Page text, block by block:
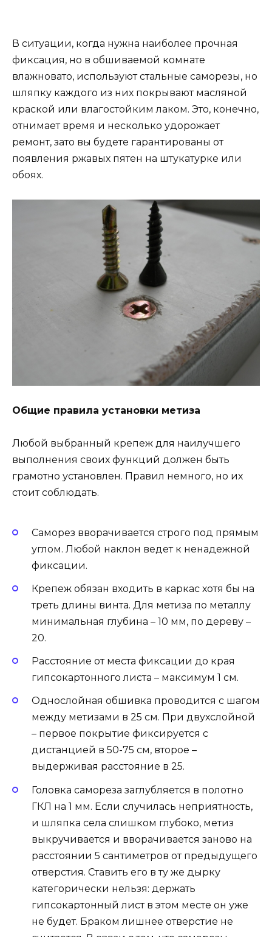
В ситуации, когда нужна наиболее прочная
фиксация, но в обшиваемой комнате
влажновато, используют стальные саморезы, но
шляпку каждого из них покрывают масляной
краской или влагостойким лаком. Это, конечно,
отнимает время и несколько удорожает
ремонт, зато вы будете гарантированы от
появления ржавых пятен на штукатурке или
обоях.
Общие правила установки метиза
Любой выбранный крепеж для наилучшего
выполнения своих функций должен быть
грамотно установлен. Правил немного, но их
стоит соблюдать.
Саморез вворачивается строго под прямым
углом. Любой наклон ведет к ненадежной
фиксации.
Крепеж обязан входить в каркас хотя бы на
треть длины винта. Для метиза по металлу
минимальная глубина – 10 мм, по дереву –
20.
Расстояние от места фиксации до края
гипсокартонного листа – максимум 1 см.
Однослойная обшивка проводится с шагом
между метизами в 25 см. При двухслойной
– первое покрытие фиксируется с
дистанцией в 50-75 см, второе –
выдерживая расстояние в 25.
Головка самореза заглубляется в полотно
ГКЛ на 1 мм. Если случилась неприятность,
и шляпка села слишком глубоко, метиз
выкручивается и вворачивается заново на
расстоянии 5 сантиметров от предыдущего
отверстия. Ставить его в ту же дырку
категорически нельзя: держать
гипсокартонный лист в этом месте он уже
не будет. Браком лишнее отверстие не